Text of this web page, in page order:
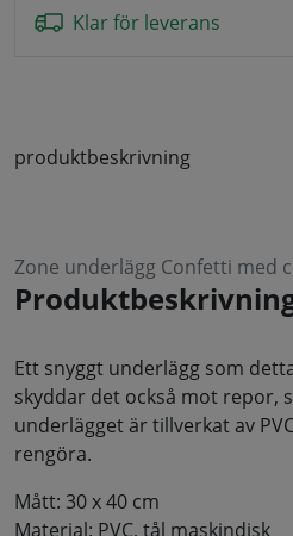
Klar för leverans
produktbeskrivning
Zone underlägg Confetti med
Ett snyggt underlägg som
skyddar det också mot repor,
underlägget är tillverkat av
rengöra.
Mått: 30 x 40 cm
Material: PVC, tål maskindisk